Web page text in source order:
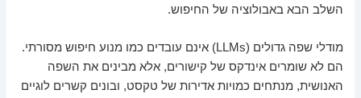
השלב הבא באבולוציה של החיפוש.
מודלי שפה גדולים (LLMs) אינם עובדים כמו מנוע חיפוש מסורתי.
הם לא שומרים אינדקס של קישורים, אלא מבינים את השפה
האנושית, מנתחים כמויות אדירות של טקסט, ובונים קשרים לוגיים